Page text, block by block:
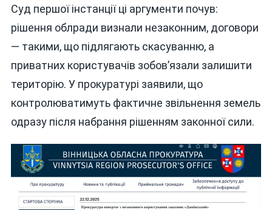
Суд першої інстанції ці аргументи почув:
рішення облради визнали незаконним, договори
— такими, що підлягають скасуванню, а
приватних користувачів зобов’язали залишити
територію. У прокуратурі заявили, що
контролюватимуть фактичне звільнення земель
одразу після набрання рішенням законної сили.